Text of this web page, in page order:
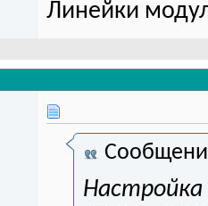
Линейки
Настройка